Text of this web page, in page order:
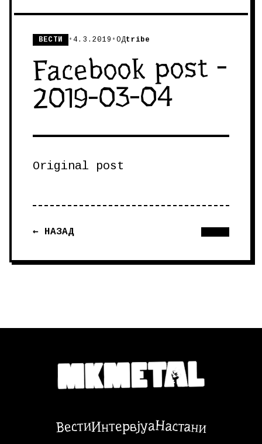
ВЕСТИ •4.3.2019 •ОДtribe
Facebook post -
2019-03-04
Original post
← НАЗАД
ВестиИнтервјуаНастани